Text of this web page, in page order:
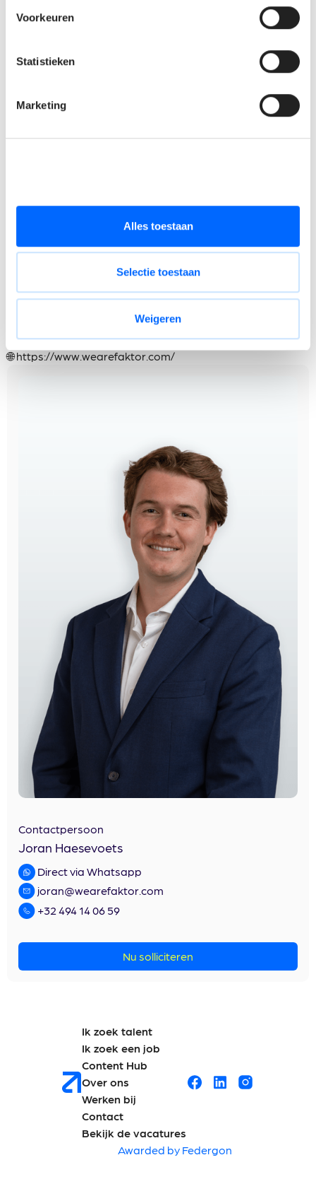
Voorkeuren
Statistieken
Marketing
Alles toestaan
Selectie toestaan
Weigeren
Wat mag je verwachten?
Een aantrekkelijk bruto maandsalaris tot €3.250,
Maaltijdcheques als extra voordeel.
Ruimte voor initiatief, bijscholing en professionele
📩joran@wearefaktor.com
🌐https://www.wearefaktor.com/
Contactpersoon
Joran Haesevoets
Direct via Whatsapp
joran@wearefaktor.com
+32 494 14 06 59
Nu solliciteren
Ik zoek talent
Ik zoek een job
Content Hub
Over ons
Werken bij
Contact
Bekijk de vacatures
Awarded by Federgon